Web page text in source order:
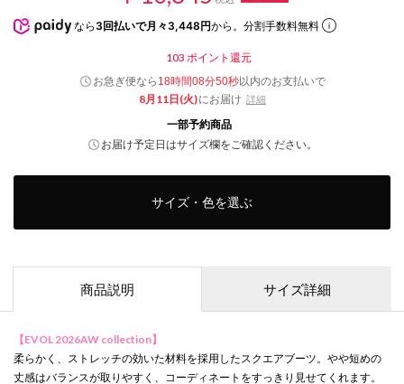
なら 3回払いで月々3,448円から。分割手数料無料
103 ポイント還元
お急ぎ便なら 18時間08分48秒以内のお支払いで
8月11日(火)にお届け 詳細
一部予約商品
お届け予定日はサイズ欄をご確認ください。
サイズ・色を選ぶ
商品説明 サイズ詳細
【EVOL 2026AW collection】
柔らかく、ストレッチの効いた材料を採用したスクエアブーツ。やや短めの
丈感はバランスが取りやすく、コーディネートをすっきり見せてくれます。